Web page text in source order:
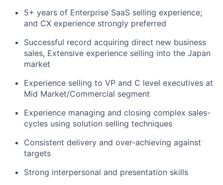
5+ years of Enterprise SaaS selling experience;
and CX experience strongly preferred
Successful record acquiring direct new business
sales, Extensive experience selling into the Japan
market
Experience selling to VP and C level executives at
Mid Market/Commercial segment
Experience managing and closing complex sales-
cycles using solution selling techniques
Consistent delivery and over-achieving against
targets
Strong interpersonal and presentation skills